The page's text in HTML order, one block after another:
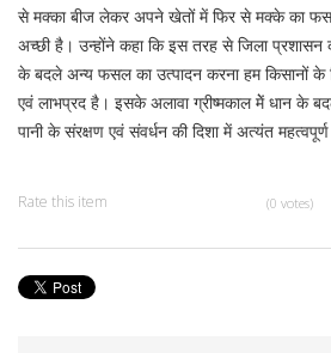
से मक्का बीज लेकर अपने खेतों में फिर से मक्के का
अच्छी है। उन्होंने कहा कि इस तरह से जिला प्रशासन
के बदले अन्य फसल का उत्पादन करना हम किसानों के
एवं लाभप्रद है। इसके अलावा ग्रीष्मकाल मेें धान के
पानी के संरक्षण एवं संवर्धन की दिशा में अत्यंत
Rate this item (0 votes)